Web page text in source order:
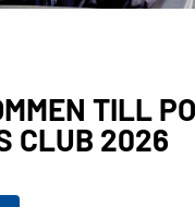
TILL
CLUB 2026